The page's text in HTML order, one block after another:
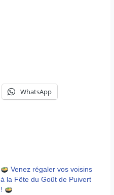
WhatsApp
Venez régaler vos voisins
à la Fête du Goût de Puivert
!